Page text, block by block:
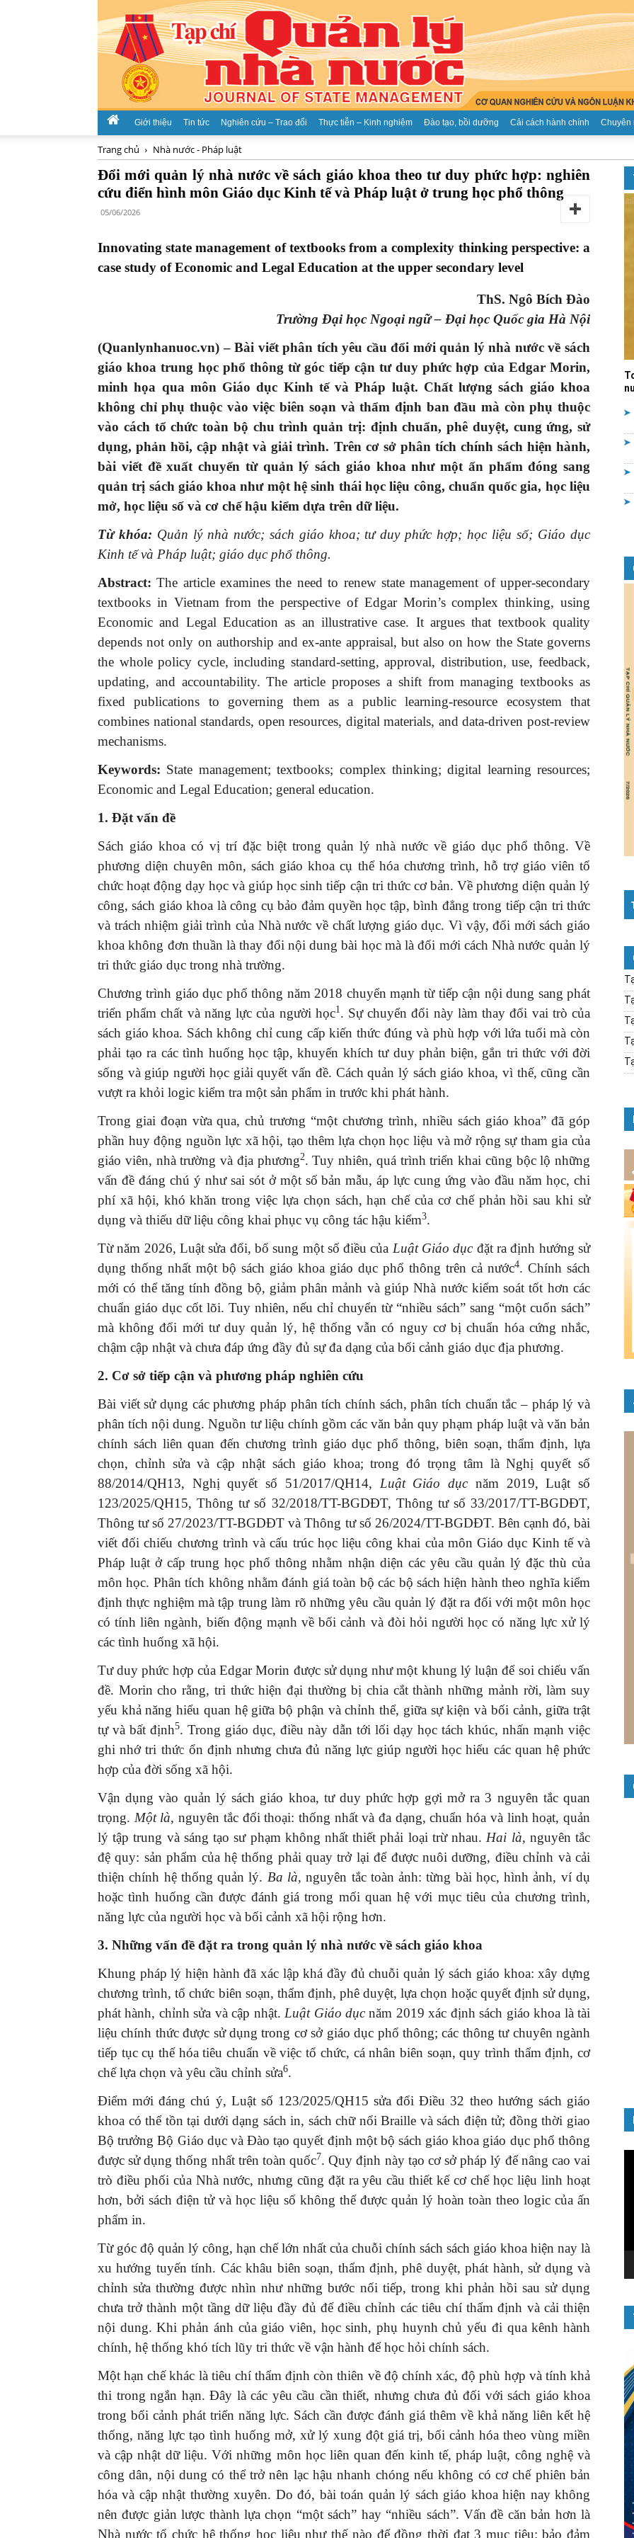
chí
Quản
lý
nước
Giới thiệu Tin tức Nghiên cứu – Trao đổi Thực tiễn – Kinh nghiệm Đào tạo, bồi dưỡng Cải cách hành chính Chuyên
Trang chủ Nhà nước - Pháp luật
Đổi mới quản lý nhà nước về sách giáo khoa theo tư duy phức hợp: nghiên
cứu điển hình môn Giáo dục Kinh tế và Pháp luật ở trung học phổ thông
05/06/2026
Innovating state management of textbooks from a complexity thinking perspective: a
case study of Economic and Legal Education at the upper secondary level
ThS. Ngô Bích Đào
Trường Đại học Ngoại ngữ – Đại học Quốc gia Hà Nội
(Quanlynhanuoc.vn) – Bài viết phân tích yêu cầu đổi mới quản lý nhà nước về sách
giáo khoa trung học phổ thông từ góc tiếp cận tư duy phức hợp của Edgar Morin,
minh họa qua môn Giáo dục Kinh tế và Pháp luật. Chất lượng sách giáo khoa
không chỉ phụ thuộc vào việc biên soạn và thẩm định ban đầu mà còn phụ thuộc
vào cách tổ chức toàn bộ chu trình quản trị: định chuẩn, phê duyệt, cung ứng, sử
dụng, phản hồi, cập nhật và giải trình. Trên cơ sở phân tích chính sách hiện hành,
bài viết đề xuất chuyển từ quản lý sách giáo khoa như một ấn phẩm đóng sang
quản trị sách giáo khoa như một hệ sinh thái học liệu công, chuẩn quốc gia, học liệu
mở, học liệu số và cơ chế hậu kiểm dựa trên dữ liệu.
Từ khóa: Quản lý nhà nước; sách giáo khoa; tư duy phức hợp; học liệu số; Giáo dục
Kinh tế và Pháp luật; giáo dục phổ thông.
Abstract: The article examines the need to renew state management of upper-secondary
textbooks in Vietnam from the perspective of Edgar Morin’s complex thinking, using
Economic and Legal Education as an illustrative case. It argues that textbook quality
depends not only on authorship and ex-ante appraisal, but also on how the State governs
the whole policy cycle, including standard-setting, approval, distribution, use, feedback,
updating, and accountability. The article proposes a shift from managing textbooks as
fixed publications to governing them as a public learning-resource ecosystem that
combines national standards, open resources, digital materials, and data-driven post-review
mechanisms.
Keywords: State management; textbooks; complex thinking; digital learning resources;
Economic and Legal Education; general education.
1. Đặt vấn đề
Sách giáo khoa có vị trí đặc biệt trong quản lý nhà nước về giáo dục phổ thông. Về
phương diện chuyên môn, sách giáo khoa cụ thể hóa chương trình, hỗ trợ giáo viên tổ
chức hoạt động dạy học và giúp học sinh tiếp cận tri thức cơ bản. Về phương diện quản lý
công, sách giáo khoa là công cụ bảo đảm quyền học tập, bình đẳng trong tiếp cận tri thức
và trách nhiệm giải trình của Nhà nước về chất lượng giáo dục. Vì vậy, đổi mới sách giáo
khoa không đơn thuần là thay đổi nội dung bài học mà là đổi mới cách Nhà nước quản lý
tri thức giáo dục trong nhà trường.
Chương trình giáo dục phổ thông năm 2018 chuyển mạnh từ tiếp cận nội dung sang phát
triển phẩm chất và năng lực của người học1. Sự chuyển đổi này làm thay đổi vai trò của
sách giáo khoa. Sách không chỉ cung cấp kiến thức đúng và phù hợp với lứa tuổi mà còn
phải tạo ra các tình huống học tập, khuyến khích tư duy phản biện, gắn tri thức với đời
sống và giúp người học giải quyết vấn đề. Cách quản lý sách giáo khoa, vì thế, cũng cần
vượt ra khỏi logic kiểm tra một sản phẩm in trước khi phát hành.
Trong giai đoạn vừa qua, chủ trương “một chương trình, nhiều sách giáo khoa” đã góp
phần huy động nguồn lực xã hội, tạo thêm lựa chọn học liệu và mở rộng sự tham gia của
giáo viên, nhà trường và địa phương2. Tuy nhiên, quá trình triển khai cũng bộc lộ những
vấn đề đáng chú ý như sai sót ở một số bản mẫu, áp lực cung ứng vào đầu năm học, chi
phí xã hội, khó khăn trong việc lựa chọn sách, hạn chế của cơ chế phản hồi sau khi sử
dụng và thiếu dữ liệu công khai phục vụ công tác hậu kiểm3.
Từ năm 2026, Luật sửa đổi, bổ sung một số điều của Luật Giáo dục đặt ra định hướng sử
dụng thống nhất một bộ sách giáo khoa giáo dục phổ thông trên cả nước4. Chính sách
mới có thể tăng tính đồng bộ, giảm phân mảnh và giúp Nhà nước kiểm soát tốt hơn các
chuẩn giáo dục cốt lõi. Tuy nhiên, nếu chỉ chuyển từ “nhiều sách” sang “một cuốn sách”
mà không đổi mới tư duy quản lý, hệ thống vẫn có nguy cơ bị chuẩn hóa cứng nhắc,
chậm cập nhật và chưa đáp ứng đầy đủ sự đa dạng của bối cảnh giáo dục địa phương.
2. Cơ sở tiếp cận và phương pháp nghiên cứu
Bài viết sử dụng các phương pháp phân tích chính sách, phân tích chuẩn tắc – pháp lý và
phân tích nội dung. Nguồn tư liệu chính gồm các văn bản quy phạm pháp luật và văn bản
chính sách liên quan đến chương trình giáo dục phổ thông, biên soạn, thẩm định, lựa
chọn, chỉnh sửa và cập nhật sách giáo khoa; trong đó trọng tâm là Nghị quyết số
88/2014/QH13, Nghị quyết số 51/2017/QH14, Luật Giáo dục năm 2019, Luật số
123/2025/QH15, Thông tư số 32/2018/TT-BGDĐT, Thông tư số 33/2017/TT-BGDĐT,
Thông tư số 27/2023/TT-BGDĐT và Thông tư số 26/2024/TT-BGDĐT. Bên cạnh đó, bài
viết đối chiếu chương trình và cấu trúc học liệu công khai của môn Giáo dục Kinh tế và
Pháp luật ở cấp trung học phổ thông nhằm nhận diện các yêu cầu quản lý đặc thù của
môn học. Phân tích không nhằm đánh giá toàn bộ các bộ sách hiện hành theo nghĩa kiểm
định thực nghiệm mà tập trung làm rõ những yêu cầu quản lý đặt ra đối với một môn học
có tính liên ngành, biến động mạnh về bối cảnh và đòi hỏi người học có năng lực xử lý
các tình huống xã hội.
Tư duy phức hợp của Edgar Morin được sử dụng như một khung lý luận để soi chiếu vấn
đề. Morin cho rằng, tri thức hiện đại thường bị chia cắt thành những mảnh rời, làm suy
yếu khả năng hiểu quan hệ giữa bộ phận và chỉnh thể, giữa sự kiện và bối cảnh, giữa trật
tự và bất định5. Trong giáo dục, điều này dẫn tới lối dạy học tách khúc, nhấn mạnh việc
ghi nhớ tri thức ổn định nhưng chưa đủ năng lực giúp người học hiểu các quan hệ phức
hợp của đời sống xã hội.
Vận dụng vào quản lý sách giáo khoa, tư duy phức hợp gợi mở ra 3 nguyên tắc quan
trọng. Một là, nguyên tắc đối thoại: thống nhất và đa dạng, chuẩn hóa và linh hoạt, quản
lý tập trung và sáng tạo sư phạm không nhất thiết phải loại trừ nhau. Hai là, nguyên tắc
đệ quy: sản phẩm của hệ thống phải quay trở lại để được nuôi dưỡng, điều chỉnh và cải
thiện chính hệ thống quản lý. Ba là, nguyên tắc toàn ảnh: từng bài học, hình ảnh, ví dụ
hoặc tình huống cần được đánh giá trong mối quan hệ với mục tiêu của chương trình,
năng lực của người học và bối cảnh xã hội rộng hơn.
3. Những vấn đề đặt ra trong quản lý nhà nước về sách giáo khoa
Khung pháp lý hiện hành đã xác lập khá đầy đủ chuỗi quản lý sách giáo khoa: xây dựng
chương trình, tổ chức biên soạn, thẩm định, phê duyệt, lựa chọn hoặc quyết định sử dụng,
phát hành, chỉnh sửa và cập nhật. Luật Giáo dục năm 2019 xác định sách giáo khoa là tài
liệu chính thức được sử dụng trong cơ sở giáo dục phổ thông; các thông tư chuyên ngành
tiếp tục cụ thể hóa tiêu chuẩn về việc tổ chức, cá nhân biên soạn, quy trình thẩm định, cơ
chế lựa chọn và yêu cầu chỉnh sửa6.
Điểm mới đáng chú ý, Luật số 123/2025/QH15 sửa đổi Điều 32 theo hướng sách giáo
khoa có thể tồn tại dưới dạng sách in, sách chữ nổi Braille và sách điện tử; đồng thời giao
Bộ trưởng Bộ Giáo dục và Đào tạo quyết định một bộ sách giáo khoa giáo dục phổ thông
được sử dụng thống nhất trên toàn quốc7. Quy định này tạo cơ sở pháp lý để nâng cao vai
trò điều phối của Nhà nước, nhưng cũng đặt ra yêu cầu thiết kế cơ chế học liệu linh hoạt
hơn, bởi sách điện tử và học liệu số không thể được quản lý hoàn toàn theo logic của ấn
phẩm in.
Từ góc độ quản lý công, hạn chế lớn nhất của chuỗi chính sách sách giáo khoa hiện nay là
xu hướng tuyến tính. Các khâu biên soạn, thẩm định, phê duyệt, phát hành, sử dụng và
chỉnh sửa thường được nhìn như những bước nối tiếp, trong khi phản hồi sau sử dụng
chưa trở thành một tầng dữ liệu đầy đủ để điều chỉnh các tiêu chí thẩm định và cải thiện
nội dung. Khi phản ánh của giáo viên, học sinh, phụ huynh chủ yếu đi qua kênh hành
chính, hệ thống khó tích lũy tri thức về vận hành để học hỏi chính sách.
Một hạn chế khác là tiêu chí thẩm định còn thiên về độ chính xác, độ phù hợp và tính khả
thi trong ngắn hạn. Đây là các yêu cầu cần thiết, nhưng chưa đủ đối với sách giáo khoa
trong bối cảnh phát triển năng lực. Sách cần được đánh giá thêm về khả năng liên kết hệ
thống, năng lực tạo tình huống mở, xử lý xung đột giá trị, bối cảnh hóa theo vùng miền
và cập nhật dữ liệu. Với những môn học liên quan đến kinh tế, pháp luật, công nghệ và
công dân, nội dung có thể trở nên lạc hậu nhanh chóng nếu không có cơ chế phiên bản
hóa và cập nhật thường xuyên. Do đó, bài toán quản lý sách giáo khoa hiện nay không
nên được giản lược thành lựa chọn “một sách” hay “nhiều sách”. Vấn đề căn bản hơn là
Nhà nước tổ chức hệ thống học liệu như thế nào để đồng thời đạt 3 mục tiêu: bảo đảm
GIỚI THIỆU SÁCH
Ra mắt ba cuốn sách ảnh chào
mừng Đại hội XIV của Đảng
16/01/2026
GIỚI THIỆU SÁCH
Quản trị nhân tài – Từ lý thuyết
đến thực tiễn
08/12/2025